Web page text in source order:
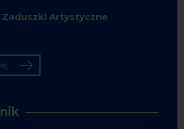
Artystyczne